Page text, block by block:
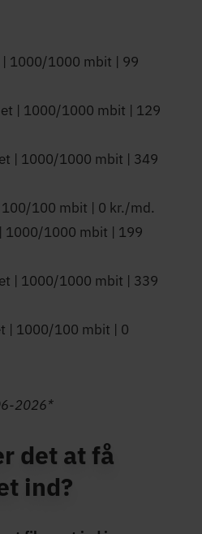
| 1000/1000 mbit | 99
| 1000/1000 mbit | 129
| 1000/1000 mbit | 349
100/100 mbit | 0 kr./md.
1000/1000 mbit | 199
| 1000/1000 mbit | 339
| 1000/100 mbit | 0
2026*
det at få
ind?